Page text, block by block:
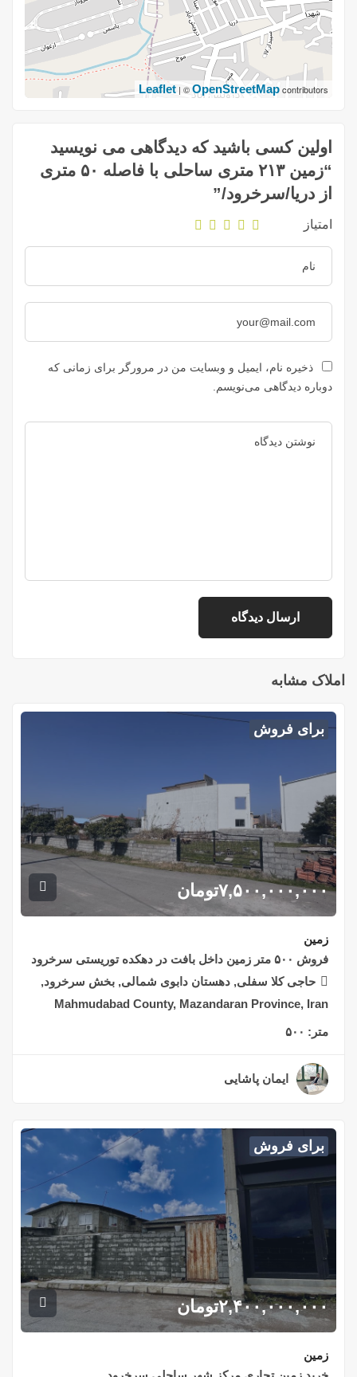
Leaflet | ©OpenStreetMapcontributors
اولین کسی باشید که دیدگاهی می نویسید
“زمین ۲۱۳ متری ساحلی با فاصله ۵۰ متری
از دریا/سرخرود/”
امتیاز
ذخیره نام، ایمیل و وبسایت من در مرورگر برای زمانی که
دوباره دیدگاهی می‌نویسم.
املاک مشابه
برای فروش
۷,۵۰۰,۰۰۰,۰۰۰تومان
زمین
فروش ۵۰۰ متر زمین داخل بافت در دهکده توریستی سرخرود
حاجی کلا سفلی, دهستان دابوی شمالی, بخش سرخرود,
Mahmudabad County, Mazandaran Province, Iran
متر: ۵۰۰
ایمان پاشایی
برای فروش
۲,۴۰۰,۰۰۰,۰۰۰تومان
زمین